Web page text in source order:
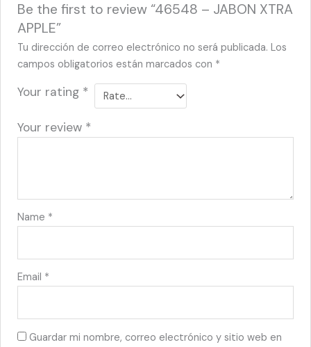
Be the first to review “46548 – JABON XTRA
APPLE”
Tu dirección de correo electrónico no será publicada. Los
campos obligatorios están marcados con *
Your rating *
Your review *
Name *
Email *
Guardar mi nombre, correo electrónico y sitio web en